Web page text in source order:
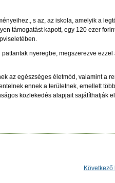
s az, az iskola, amelyik a
támogatást kapott, egy 120 ezer
nyeregbe, megszerezve
az egészséges életmód, valamint a
ennek a területnek, emellett
közlekedés alapjait sajátíthatják
Következő